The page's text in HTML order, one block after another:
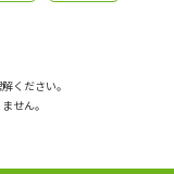
ください。
せん。